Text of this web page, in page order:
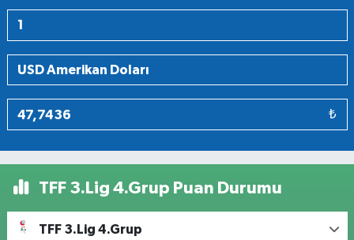
₺
TFF 3.Lig 4.Grup Puan Durumu
TFF 3.Lig 4.Grup